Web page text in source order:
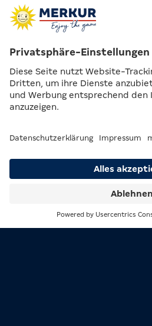
Billardkugeln um genau zu sein.
Freunde, gönn dir eine Auszeit